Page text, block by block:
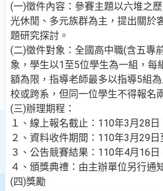
(一)徵件內容：參賽主題以六堆之
光休閒、多元族群為主，提出關於
題研究探討。
(二)徵件對象：全國高中職(含五專
象，學生以1至5位學生為一組，每
額為限，指導老師最多以指導5組
校或跨系，但同一位學生不得報名
(三)辦理期程：
１、線上報名截止：110年3月28日
２、資料收件期間：110年3月29日
３、公告競賽結果：110年4月16日
４、頒獎典禮：由主辦單位另行通
(四)獎勵